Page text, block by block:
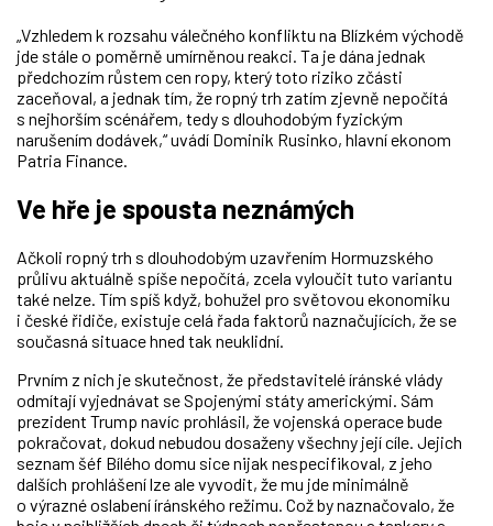
„Vzhledem k rozsahu válečného konfliktu na Blízkém východě
jde stále o poměrně umírněnou reakci. Ta je dána jednak
předchozím růstem cen ropy, který toto riziko zčásti
zaceňoval, a jednak tím, že ropný trh zatím zjevně nepočítá
s nejhorším scénářem, tedy s dlouhodobým fyzickým
narušením dodávek,“ uvádí Dominik Rusinko, hlavní ekonom
Patria Finance.
Ve hře je spousta neznámých
Ačkoli ropný trh s dlouhodobým uzavřením Hormuzského
průlivu aktuálně spíše nepočítá, zcela vyloučit tuto variantu
také nelze. Tím spíš když, bohužel pro světovou ekonomiku
i české řidiče, existuje celá řada faktorů naznačujících, že se
současná situace hned tak neuklidní.
Prvním z nich je skutečnost, že představitelé íránské vlády
odmítají vyjednávat se Spojenými státy americkými. Sám
prezident Trump navíc prohlásil, že vojenská operace bude
pokračovat, dokud nebudou dosaženy všechny její cíle. Jejich
seznam šéf Bílého domu sice nijak nespecifikoval, z jeho
dalších prohlášení lze ale vyvodit, že mu jde minimálně
o výrazné oslabení íránského režimu. Což by naznačovalo, že